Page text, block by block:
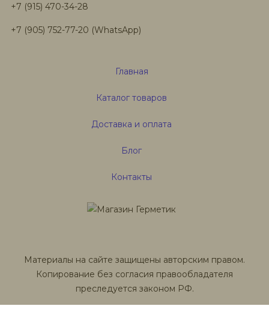
+7 (915) 470-34-28
+7 (905) 752-77-20 (WhatsApp)
Главная
Каталог товаров
Доставка и оплата
Блог
Контакты
Материалы на сайте защищены авторским правом.
Копирование без согласия правообладателя
преследуется законом РФ.